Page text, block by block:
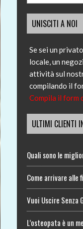
UNISCITI A NOI
Se sei un
locale, un
attività sul
compilando il
Compila il form
ULTIMI CLIENTI
Quali sono le
Come arrivare alle
Vuoi Uscire Senza
L’osteopata è un